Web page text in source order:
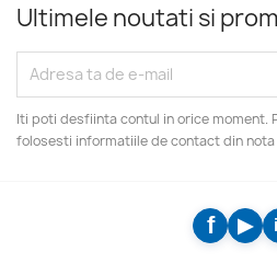
Ultimele noutati si
Iti poti desfiinta contul in orice moment.
folosesti informatiile de contact din nota